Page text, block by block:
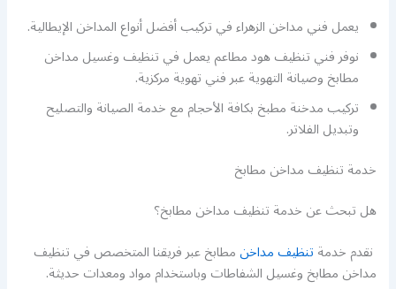
يعمل فني مداخن الزهراء في تركيب أفضل أنواع المداخن الإيطالية.
نوفر فني تنظيف هود مطاعم يعمل في تنظيف وغسيل مداخن
مطابخ وصيانة التهوية عبر فني تهوية مركزية.
تركيب مدخنة مطبخ بكافة الأحجام مع خدمة الصيانة والتصليح
وتبديل الفلاتر.
خدمة تنظيف مداخن مطابخ
هل تبحث عن خدمة تنظيف مداخن مطابخ؟
نقدم خدمةتنظيف مداخنمطابخ عبر فريقنا المتخصص في تنظيف
مداخن مطابخ وغسيل الشفاطات وباستخدام مواد ومعدات حديثة.